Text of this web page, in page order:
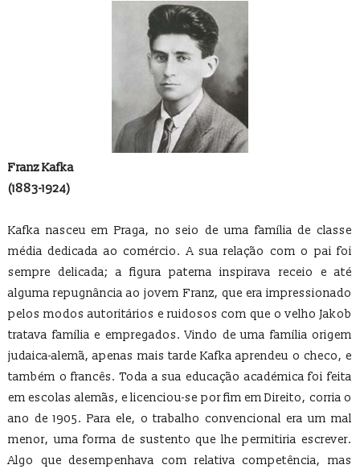
Franz Kafka
(1883-1924)
Kafka nasceu em Praga, no seio de uma família de classe
média dedicada ao comércio. A sua relação com o pai foi
sempre delicada; a figura paterna inspirava receio e até
alguma repugnância ao jovem Franz, que era impressionado
pelos modos autoritários e ruidosos com que o velho Jakob
tratava família e empregados. Vindo de uma família origem
judaica-alemã, apenas mais tarde Kafka aprendeu o checo, e
também o francês. Toda a sua educação académica foi feita
em escolas alemãs, e licenciou-se por fim em Direito, corria o
ano de 1905. Para ele, o trabalho convencional era um mal
menor, uma forma de sustento que lhe permitiria escrever.
Algo que desempenhava com relativa competência, mas